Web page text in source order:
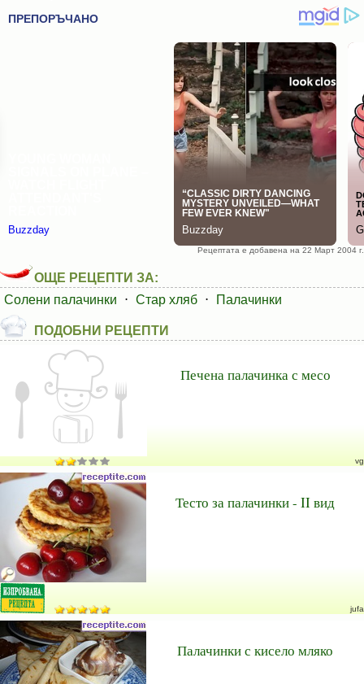
Рецептата е добавена на 22 Март 2004 г.
ОЩЕ РЕЦЕПТИ ЗА:
Солени палачинки
⋅ Стар хляб ⋅ Палачинки
ПОДОБНИ РЕЦЕПТИ
Печена палачинка с месо
vg
Тесто за палачинки - II вид
jufa
Палачинки с кисело мляко